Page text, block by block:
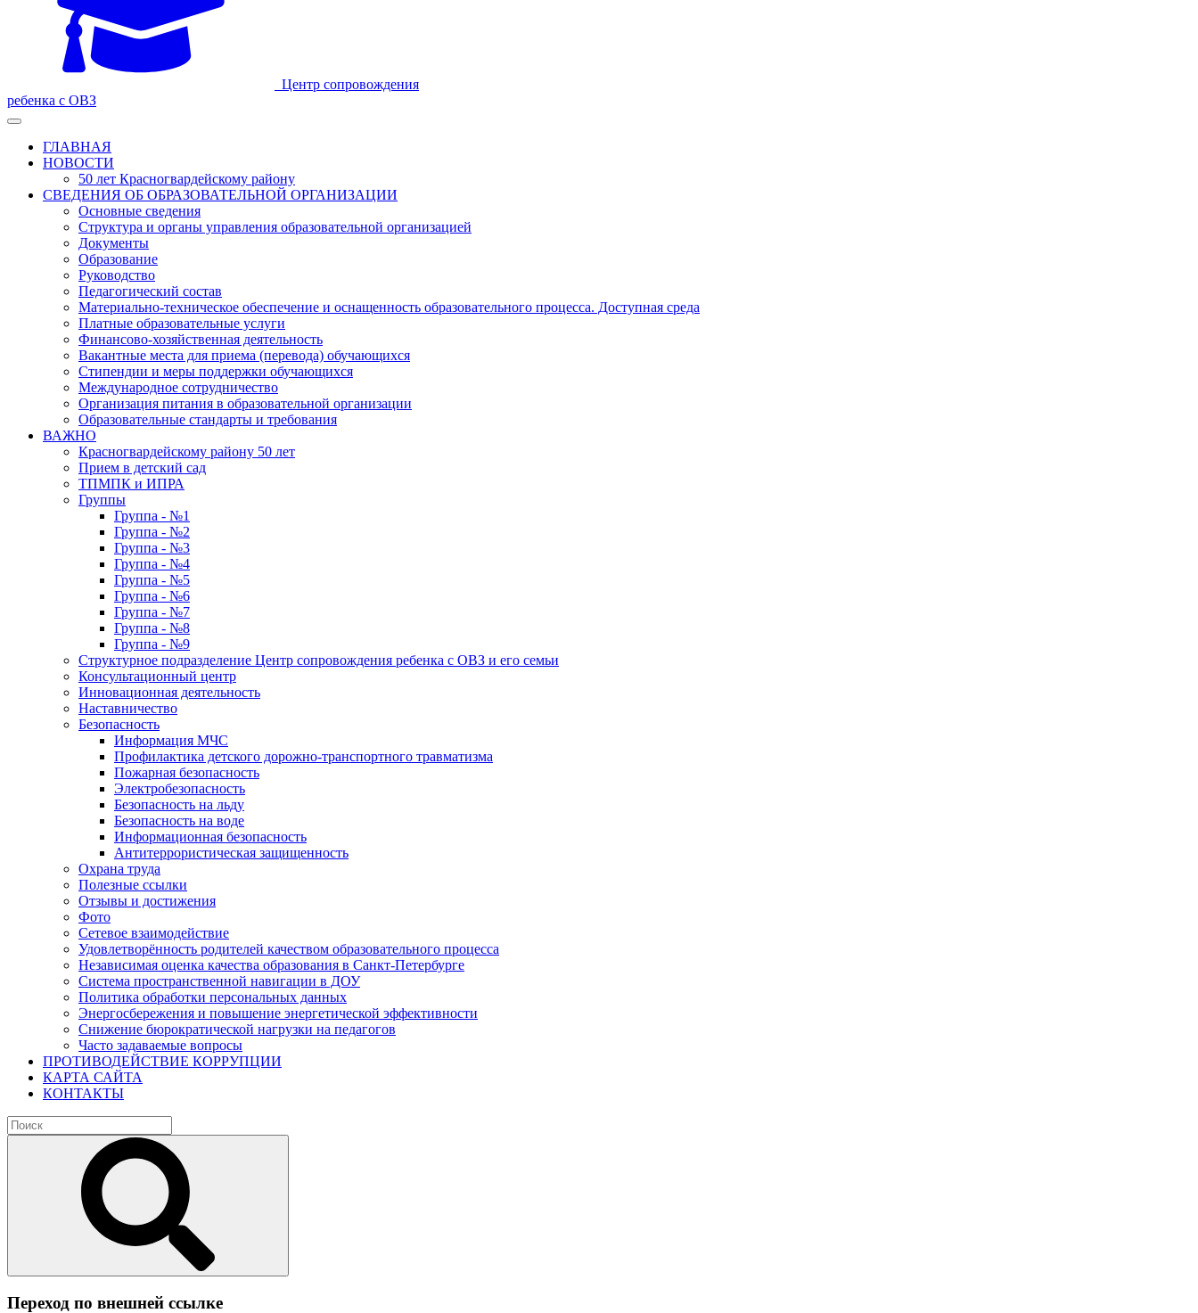
Центр сопровождения
ребенка с ОВЗ
ГЛАВНАЯ
НОВОСТИ
50 лет Красногвардейскому району
СВЕДЕНИЯ ОБ ОБРАЗОВАТЕЛЬНОЙ ОРГАНИЗАЦИИ
Основные сведения
Структура и органы управления образовательной организацией
Документы
Образование
Руководство
Педагогический состав
Материально-техническое обеспечение и оснащенность образовательного процесса. Доступная среда
Платные образовательные услуги
Финансово-хозяйственная деятельность
Вакантные места для приема (перевода) обучающихся
Стипендии и меры поддержки обучающихся
Международное сотрудничество
Организация питания в образовательной организации
Образовательные стандарты и требования
ВАЖНО
Красногвардейскому району 50 лет
Прием в детский сад
ТПМПК и ИПРА
Группы
Группа - №1
Группа - №2
Группа - №3
Группа - №4
Группа - №5
Группа - №6
Группа - №7
Группа - №8
Группа - №9
Структурное подразделение Центр сопровождения ребенка с ОВЗ и его семьи
Консультационный центр
Инновационная деятельность
Наставничество
Безопасность
Информация МЧС
Профилактика детского дорожно-транспортного травматизма
Пожарная безопасность
Электробезопасность
Безопасность на льду
Безопасность на воде
Информационная безопасность
Антитеррористическая защищенность
Охрана труда
Полезные ссылки
Отзывы и достижения
Фото
Сетевое взаимодействие
Удовлетворённость родителей качеством образовательного процесса
Независимая оценка качества образования в Санкт-Петербурге
Система пространственной навигации в ДОУ
Политика обработки персональных данных
Энергосбережения и повышение энергетической эффективности
Снижение бюрократической нагрузки на педагогов
Часто задаваемые вопросы
ПРОТИВОДЕЙСТВИЕ КОРРУПЦИИ
КАРТА САЙТА
КОНТАКТЫ
Переход по внешней ссылке